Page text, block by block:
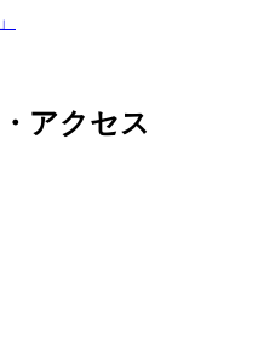
アクセス